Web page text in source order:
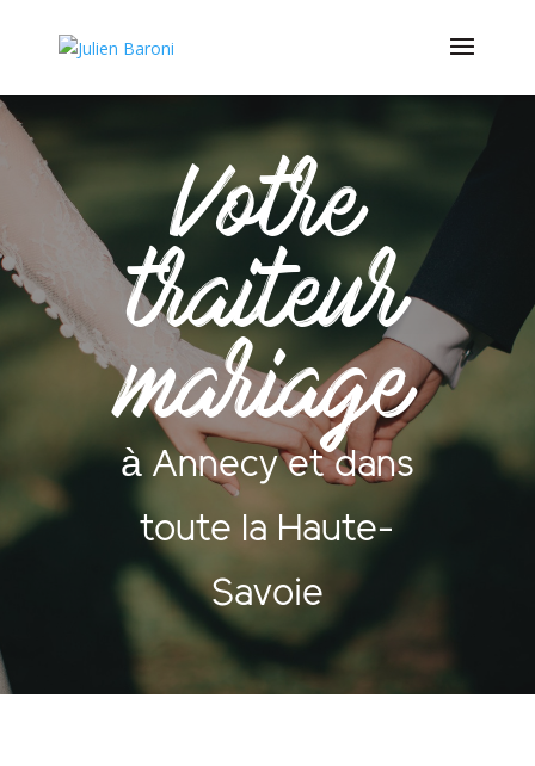
Votre
traiteur
mariage
à Annecy et dans
toute la Haute-
Savoie